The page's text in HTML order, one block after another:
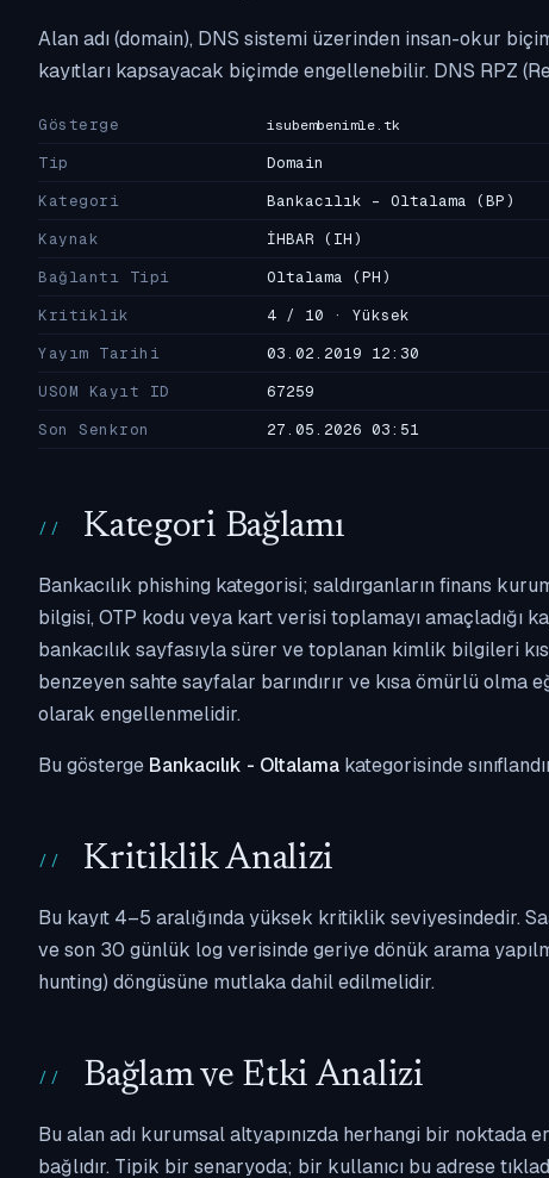
Alan adı (domain), DNS sistemi üzerinden insan-okur
kayıtları kapsayacak biçimde engellenebilir. DNS RPZ
Gösterge isubembenimle.tk
Tip
Domain
Kategori
Bankacılık - Oltalama (BP)
Kaynak
İHBAR (IH)
Bağlantı Tipi
Oltalama (PH)
Kritiklik
4 / 10 · Yüksek
Yayım Tarihi
03.02.2019 12:30
USOM Kayıt ID
67259
Son Senkron
27.05.2026 03:51
Kategori Bağlamı
Bankacılık phishing kategorisi; saldırganların finans
bilgisi, OTP kodu veya kart verisi toplamayı amaçladığı
bankacılık sayfasıyla sürer ve toplanan kimlik bilgileri
benzeyen sahte sayfalar barındırır ve kısa ömürlü
olarak engellenmelidir.
Bu gösterge Bankacılık - Oltalama kategorisinde
Kritiklik Analizi
Bu kayıt 4–5 aralığında yüksek kritiklik seviyesindedir.
ve son 30 günlük log verisinde geriye dönük arama
hunting) döngüsüne mutlaka dahil edilmelidir.
Bağlam ve Etki Analizi
Bu alan adı kurumsal altyapınızda herhangi bir noktada
bağlıdır. Tipik bir senaryoda; bir kullanıcı bu adrese